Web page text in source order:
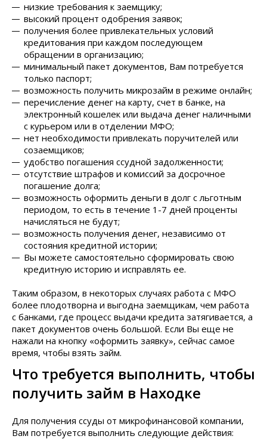
низкие требования к заемщику;
высокий процент одобрения заявок;
получения более привлекательных условий
кредитования при каждом последующем
обращении в организацию;
минимальный пакет документов, Вам потребуется
только паспорт;
возможность получить микрозайм в режиме онлайн;
перечисление денег на карту, счет в банке, на
электронный кошелек или выдача денег наличными
с курьером или в отделении МФО;
нет необходимости привлекать поручителей или
созаемщиков;
удобство погашения ссудной задолженности;
отсутствие штрафов и комиссий за досрочное
погашение долга;
возможность оформить деньги в долг с льготным
периодом, то есть в течение 1-7 дней проценты
начисляться не будут;
возможность получения денег, независимо от
состояния кредитной истории;
Вы можете самостоятельно сформировать свою
кредитную историю и исправлять ее.
Таким образом, в некоторых случаях работа с МФО
более плодотворна и выгодна заемщикам, чем работа
с банками, где процесс выдачи кредита затягивается, а
пакет документов очень большой. Если Вы еще не
нажали на кнопку «оформить заявку», сейчас самое
время, чтобы взять займ.
Что требуется выполнить, чтобы
получить займ в Находке
Для получения ссуды от микрофинансовой компании,
Вам потребуется выполнить следующие действия: